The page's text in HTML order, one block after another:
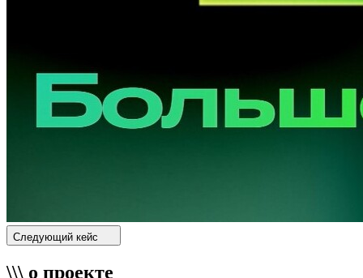
Следующий кейс
\\\ о проекте